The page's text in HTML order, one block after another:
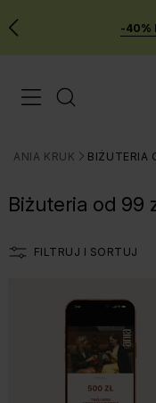
Przejdź
do
FILTRÓW
MENU
-40%
Menu mobilne
ANIA KRUK
>
BIŻUTERIA
Biżuteria od 99
FILTRUJ I SORTUJ